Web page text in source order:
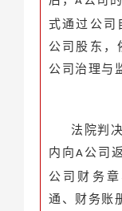
式通过公司
公司股东，
公司治理与
法院判
内向 A 公司
公司财务
通、财务账